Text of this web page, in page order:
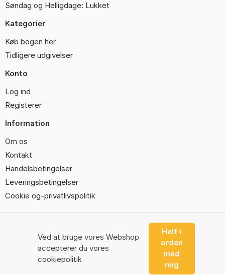
Konto
Søndag og Helligdage: Lukket
Kategorier
Køb bogen her
Tidligere udgivelser
Konto
Log ind
Registerer
Information
Om os
Kontakt
Handelsbetingelser
Leveringsbetingelser
Cookie og-privatlivspolitik
© 2026 Design Division
Email: dennis@hq2.dk
Ved at bruge vores Webshop
accepterer du vores
cookiepolitik
Helt i
orden
med
mig